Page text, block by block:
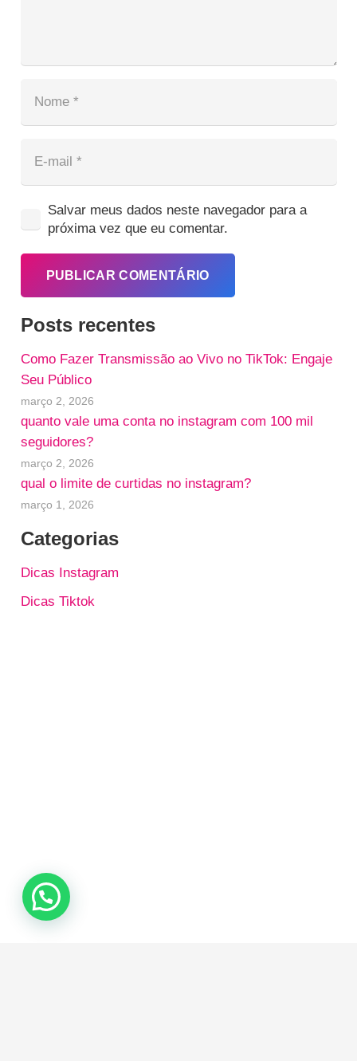
Salvar meus dados neste navegador para a
próxima vez que eu comentar.
PUBLICAR COMENTÁRIO
Posts recentes
Como Fazer Transmissão ao Vivo no TikTok: Engaje
Seu Público
março 2, 2026
quanto vale uma conta no instagram com 100 mil
seguidores?
março 2, 2026
qual o limite de curtidas no instagram?
março 1, 2026
Categorias
Dicas Instagram
Dicas Tiktok